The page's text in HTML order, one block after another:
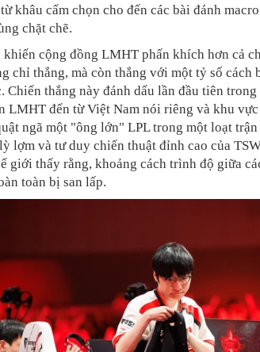
khâu cấm chọn cho đến các bài đánh
chặt chẽ.
cộng đồng LMHT phấn khích hơn cả
chỉ thắng, mà còn thắng với một tỷ số cách
Chiến thắng này đánh dấu lần đầu tiên
LMHT đến từ Việt Nam nói riêng và khu
ngã một "ông lớn" LPL trong một loạt trận
lợm và tư duy chiến thuật đỉnh cao của
giới thấy rằng, khoảng cách trình độ giữa
toàn bị san lấp.